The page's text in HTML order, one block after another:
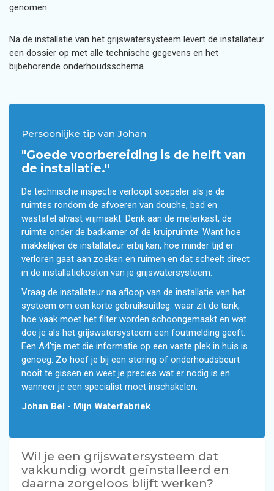
genomen.
Na de installatie van het grijswatersysteem levert de installateur
een dossier op met alle technische gegevens en het
bijbehorende onderhoudsschema.
Persoonlijke tip van Johan
"Goede voorbereiding is de helft van
de installatie."
De technische inspectie verloopt soepeler als je de
ruimtes rondom de afvoeren van douche, bad en
wastafel alvast vrijmaakt. Denk aan de meterkast, de
ruimte onder de badkamer of de kruipruimte. Want hoe
makkelijker de installateur erbij kan, hoe minder tijd er
verloren gaat aan zoeken en ruimen en dat scheelt direct
in de installatiekosten van je grijswatersysteem.
Vraag de installateur na afloop van de installatie van het
systeem om een korte gebruiksuitleg: waar zit de tank,
hoe vaak moet het filter worden schoongemaakt en wat
doe je als het grijswatersysteem een foutmelding geeft.
Een A4'tje met die informatie op een vaste plek in huis is
genoeg. Zo hoef je bij een storing of onderhoudsbeurt
nooit te gissen en weet je precies wat er nodig is en
wanneer je een specialist moet inschakelen.
Johan Bel - Mijn Waterfabriek
Wil je een grijswatersysteem dat
vakkundig wordt geïnstalleerd en
daarna zorgeloos blijft werken?